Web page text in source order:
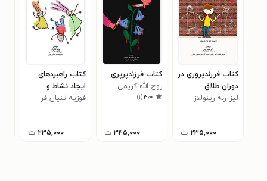
کتاب فرزندپروری در
دوران طلاق
لیزا رنه رینولدز
۲۳۵,۰۰۰ ت
کتاب فرزندپرپری
روح الله کریمی
خویگانی
۳٫۰(۱)
۳۴۵,۰۰۰ ت
کتاب راهبردهای
ایجاد نشاط و
شادکامی در دانش
فوزیه تنیان فر
۲۳۵,۰۰۰ ت